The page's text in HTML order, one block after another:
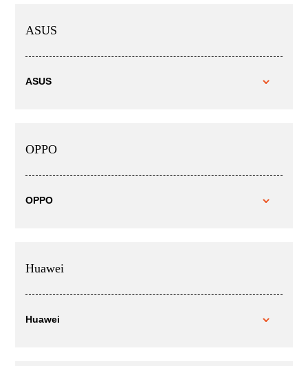
ASUS
ASUS
OPPO
OPPO
Huawei
Huawei